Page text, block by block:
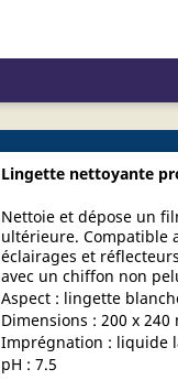
Lingette nettoyante
Nettoie et dépose un
ultérieure. Compatible
éclairages et
avec un chiffon non
Aspect : lingette
Dimensions : 200 x 240
Imprégnation : liquide
pH : 7.5